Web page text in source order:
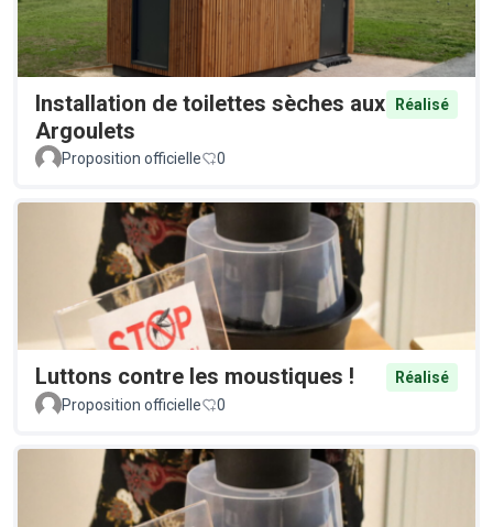
Installation de toilettes sèches aux
Argoulets
Réalisé
Proposition officielle 0
Luttons contre les moustiques !
Réalisé
Proposition officielle
0